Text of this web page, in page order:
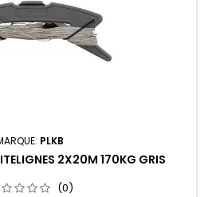
PLKB
2X20M 170KG GRIS
(0)